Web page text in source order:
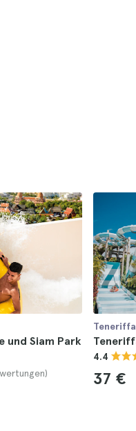
und Siam Park
Teneriffa
4.4
37 €